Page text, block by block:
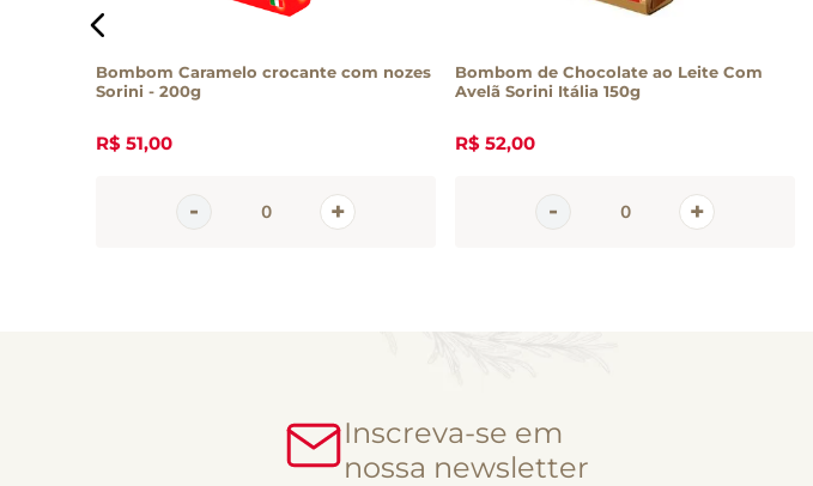
Bombom Caramelo crocante com nozes
Sorini - 200g
R$ 51,00
Bombom de Chocolate ao Leite Com
Avelã Sorini Itália 150g
R$ 52,00
Inscreva-se em
nossa newsletter